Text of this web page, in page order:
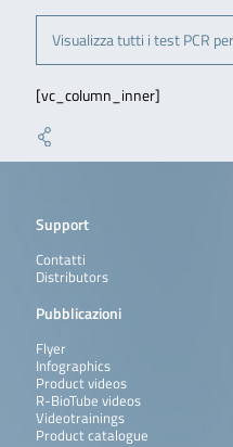
Visualizza tutti i test PCR
[vc_column_inner]
Support
Contatti
Distributors
Pubblicazioni
Flyer
Infographics
Product videos
R-BioTube videos
Videotrainings
Product catalogue